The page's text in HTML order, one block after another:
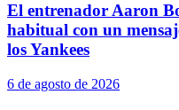
El entrenador Aaron
habitual con un
los Yankees
6 de agosto de 2026